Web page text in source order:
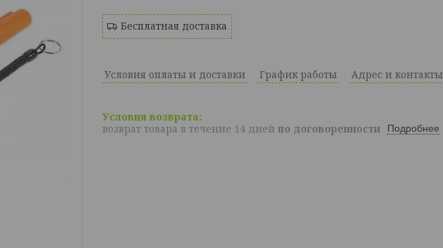
Бесплатная доставка
Условия оплаты и доставки График работы Адрес и контакты
возврат товара в течение 14 дней по договоренности Подробнее